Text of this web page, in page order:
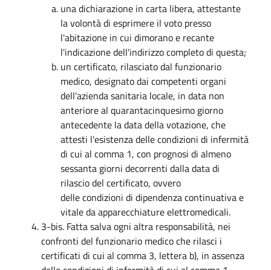
una dichiarazione in carta libera, attestante
la volontà di esprimere il voto presso
l'abitazione in cui dimorano e recante
l'indicazione dell'indirizzo completo di questa;
un certificato, rilasciato dal funzionario
medico, designato dai competenti organi
dell'azienda sanitaria locale, in data non
anteriore al quarantacinquesimo giorno
antecedente la data della votazione, che
attesti l'esistenza delle condizioni di infermità
di cui al comma 1, con prognosi di almeno
sessanta giorni decorrenti dalla data di
rilascio del certificato, ovvero
delle condizioni di dipendenza continuativa e
vitale da apparecchiature elettromedicali.
3-bis. Fatta salva ogni altra responsabilità, nei
confronti del funzionario medico che rilasci i
certificati di cui al comma 3, lettera b), in assenza